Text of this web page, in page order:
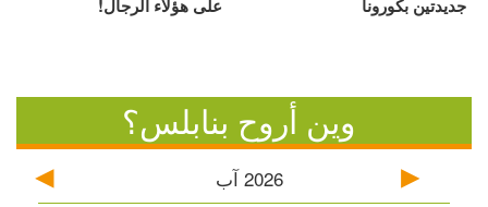
جديدتين بكورونا على هؤلاء الرجال!
وين أروح بنابلس؟
2026 آب